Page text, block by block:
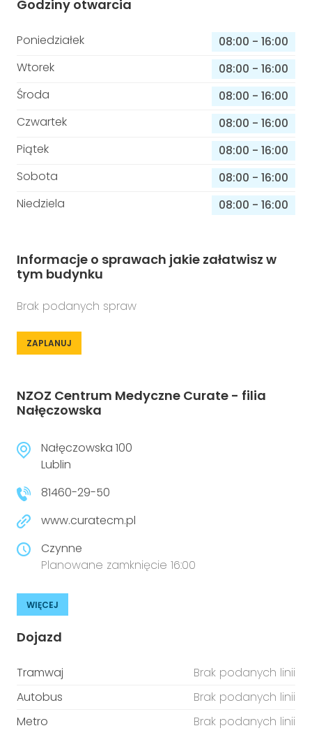
Godziny otwarcia
Poniedziałek 08:00 - 16:00
Wtorek
08:00 - 16:00
Środa
08:00 - 16:00
Czwartek
08:00 - 16:00
Piątek
08:00 - 16:00
Sobota
08:00 - 16:00
Niedziela
08:00 - 16:00
Informacje o sprawach jakie załatwisz w
tym budynku
Brak podanych spraw
ZAPLANUJ
NZOZ Centrum Medyczne Curate - filia
Nałęczowska
Nałęczowska 100
Lublin
81460-29-50
www.curatecm.pl
Czynne
Planowane zamknięcie 16:00
WIĘCEJ
Dojazd
Tramwaj
Brak podanych linii
Autobus
Brak podanych linii
Metro
Brak podanych linii